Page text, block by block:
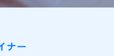
ナー